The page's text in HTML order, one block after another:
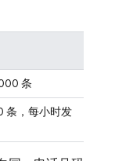
条
条，每小时发